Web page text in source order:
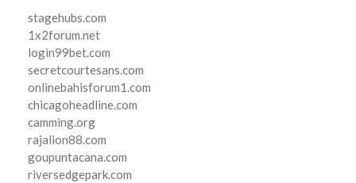
stagehubs.com
1x2forum.net
login99bet.com
secretcourtesans.com
onlinebahisforum1.com
chicagoheadline.com
camming.org
rajalion88.com
goupuntacana.com
riversedgepark.com